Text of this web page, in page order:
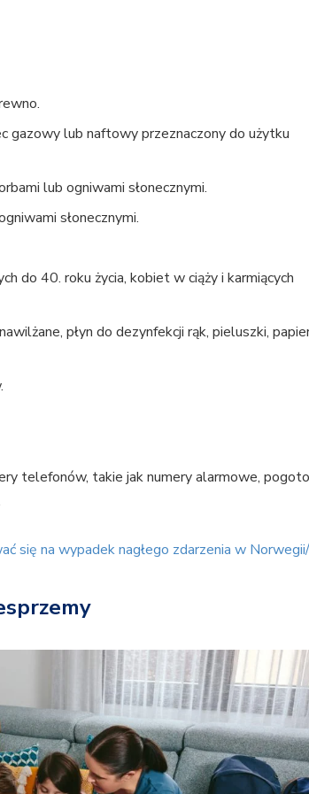
lub naftowy przeznaczony do użytku
lub ogniwami słonecznymi.
słonecznymi.
do 40. roku życia, kobiet w ciąży i karmiących
płyn do dezynfekcji rąk, pieluszki,
telefonów, takie jak numery alarmowe,
się na wypadek nagłego zdarzenia w